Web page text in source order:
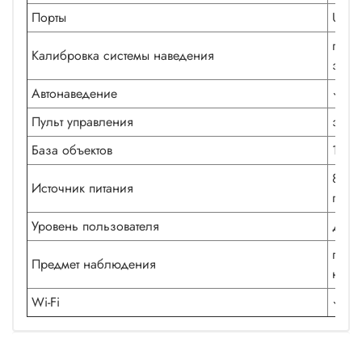
Порты
USB
Калибровка системы наведения
по
Автонаведение
✓
Пульт управления
База объектов
10
Источник питания
8
Уровень пользователя
для
Предмет наблюдения
Wi-Fi
✓